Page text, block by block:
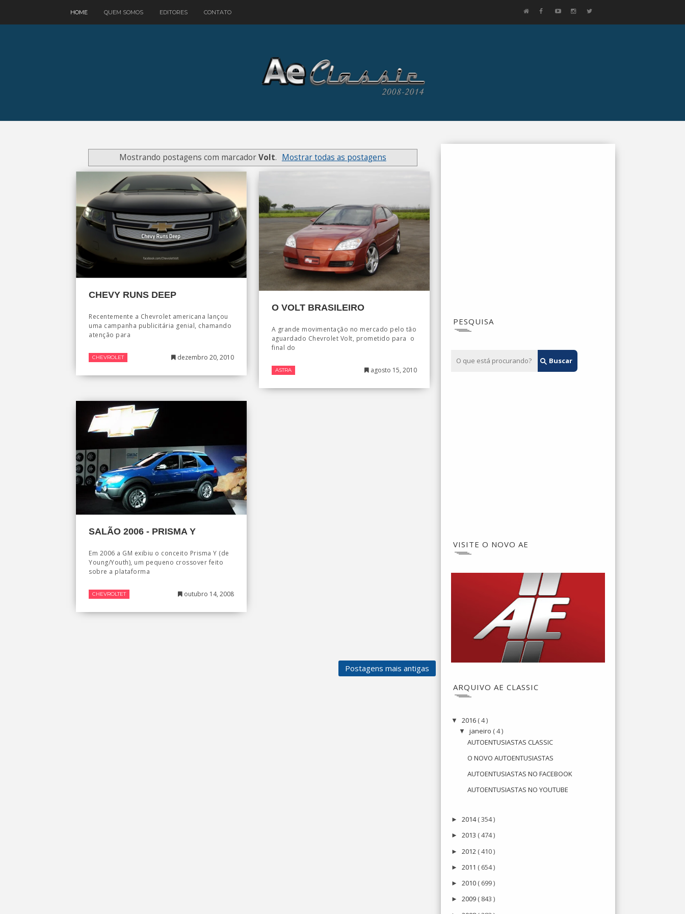
HOME QUEM SOMOS EDITORES CONTATO
Mostrando postagens com marcadorVolt. Mostrar todas as postagens
CHEVY RUNS DEEP
Recentemente a Chevrolet americana lançou
uma campanha publicitária genial, chamando
atenção para
CHEVROLET dezembro 20, 2010
O VOLT BRASILEIRO
A grande movimentação no mercado pelo tão
aguardado Chevrolet Volt, prometido para o
final do
ASTRA agosto 15, 2010
SALÃO 2006 - PRISMA Y
Em 2006 a GM exibiu o conceito Prisma Y (de
Young/Youth), um pequeno crossover feito
sobre a plataforma
CHEVROLTET outubro 14, 2008
Postagens mais antigas
PESQUISA
VISITE O NOVO AE
ARQUIVO AE CLASSIC
▼ 2016 ( 4 )
▼janeiro ( 4 )
AUTOENTUSIASTAS CLASSIC
O NOVO AUTOENTUSIASTAS
AUTOENTUSIASTAS NO FACEBOOK
AUTOENTUSIASTAS NO YOUTUBE
► 2014( 354 )
► 2013 ( 474 )
► 2012 ( 410 )
► 2011 ( 654 )
► 2010 ( 699 )
► 2009 ( 843 )